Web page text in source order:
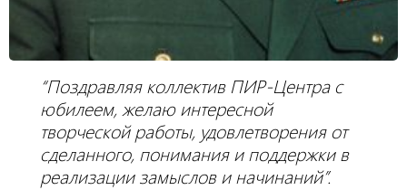
“Поздравляя коллектив ПИР-Центра с
юбилеем, желаю интересной
творческой работы, удовлетворения от
сделанного, понимания и поддержки в
реализации замыслов и начинаний”.